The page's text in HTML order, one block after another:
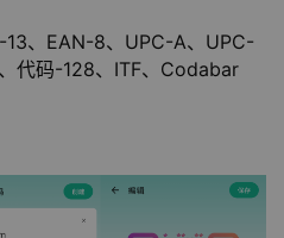
13、EAN-8、UPC-A、UPC-
代码-128、ITF、Codabar